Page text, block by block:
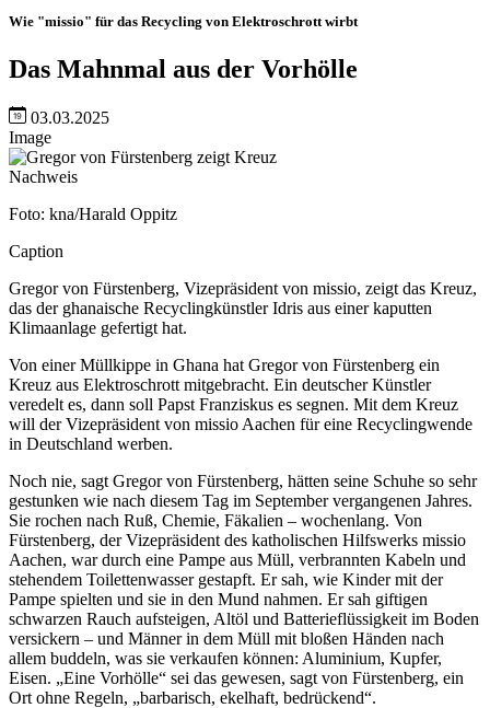
Wie "missio" für das Recycling von Elektroschrott wirbt
Das Mahnmal aus der Vorhölle
03.03.2025
Image
Nachweis
Foto: kna/Harald Oppitz
Caption
Gregor von Fürstenberg, Vizepräsident von missio, zeigt das Kreuz,
das der ghanaische Recyclingkünstler Idris aus einer kaputten
Klimaanlage gefertigt hat.
Von einer Müllkippe in Ghana hat Gregor von Fürstenberg ein
Kreuz aus Elektroschrott mitgebracht. Ein deutscher Künstler
veredelt es, dann soll Papst Franziskus es segnen. Mit dem Kreuz
will der Vizepräsident von missio Aachen für eine Recyclingwende
in Deutschland werben.
Noch nie, sagt Gregor von Fürstenberg, hätten seine Schuhe so sehr
gestunken wie nach diesem Tag im September vergangenen Jahres.
Sie rochen nach Ruß, Chemie, Fäkalien – wochenlang. Von
Fürstenberg, der Vizepräsident des katholischen Hilfswerks missio
Aachen, war durch eine Pampe aus Müll, verbrannten Kabeln und
stehendem Toilettenwasser gestapft. Er sah, wie Kinder mit der
Pampe spielten und sie in den Mund nahmen. Er sah giftigen
schwarzen Rauch aufsteigen, Altöl und Batterieflüssigkeit im Boden
versickern – und Männer in dem Müll mit bloßen Händen nach
allem buddeln, was sie verkaufen können: Aluminium, Kupfer,
Eisen. „Eine Vorhölle“ sei das gewesen, sagt von Fürstenberg, ein
Ort ohne Regeln, „barbarisch, ekelhaft, bedrückend“.